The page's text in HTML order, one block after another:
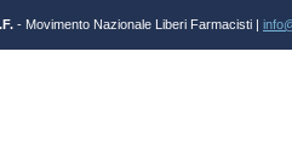
- Movimento Nazionale Liberi Farmacisti |